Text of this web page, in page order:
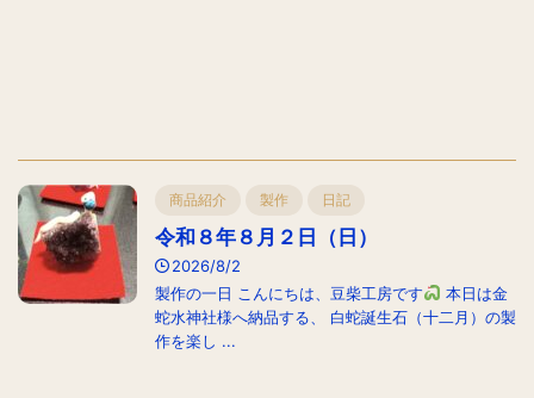
商品紹介 製作 日記
令和８年８月２日（日）
2026/8/2
製作の一日 こんにちは、豆柴工房です
本日は金
蛇水神社様へ納品する、 白蛇誕生石（十二月）の製
作を楽し ...